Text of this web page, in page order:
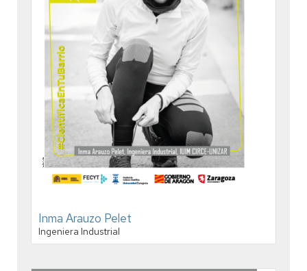
Inma Arauzo Pelet
Ingeniera Industrial